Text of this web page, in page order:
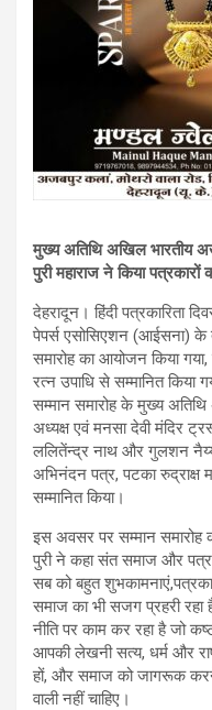
मुख्य अतिथि अखिल भारतीय
पुरी महाराज ने किया पत्रकारों
देहरादून। हिंदी पत्रकारिता
पेपर्स एसोसिएशन (आईसना) के
समारोह का आयोजन किया
रत्न उपाधि से सम्मानित किया
सम्मान समारोह के मुख्य
अध्यक्ष एवं मनसा देवी मंदिर
ललितेंन्द्र नाथ और गुलशन
अभिनंदन पत्र, पटका रुद्राक्ष
सम्मानित किया।
इस अवसर पर सम्मान समारोह
पुरी ने कहा संत समाज और
सब को बहुत
समाज का भी सजग प्रहरी
नीति पर काम कर रहा है जो
आपकी लेखनी सत्य, धर्म और
हों, और समाज को जागरूक
वाली नहीं चाहिए।